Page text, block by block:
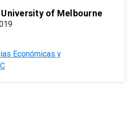
of Melbourne
Económicas y